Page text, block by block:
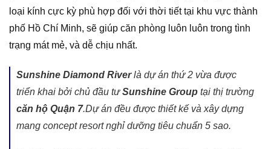
loại kính cực kỳ phù hợp đối với thời tiết tại khu vực thành
phố Hồ Chí Minh, sẽ giúp căn phòng luôn luôn trong tình
trạng mát mẻ, và dễ chịu nhất.
Sunshine Diamond Riverlà dự án thứ 2 vừa được
triển khai bởi chủ đầu tưSunshine Group tại thị trường
căn hộ Quận 7.Dự án đều được thiết kế và xây dựng
mang concept resort nghỉ dưỡng tiêu chuẩn 5 sao.